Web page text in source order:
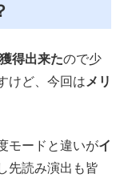
得出来たので少
けど、今回は メリ
モードと違いがイ
先読み演出も皆